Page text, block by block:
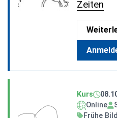
Zeiten
Kurs
Online
Frühe